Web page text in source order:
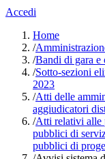
Accedi
Home
/
/Bandi di gara e
/Sotto-sezioni
2023
/Atti delle
aggiudicatori
/Atti relativi alle
pubblici di
pubblici di